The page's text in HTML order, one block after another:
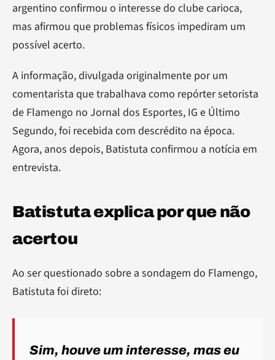
argentino confirmou o interesse do clube carioca,
mas afirmou que problemas físicos impediram um
possível acerto.
A informação, divulgada originalmente por um
comentarista que trabalhava como repórter setorista
de Flamengo no Jornal dos Esportes, IG e Último
Segundo, foi recebida com descrédito na época.
Agora, anos depois, Batistuta confirmou a notícia em
entrevista.
Batistuta explica por que não
acertou
Ao ser questionado sobre a sondagem do Flamengo,
Batistuta foi direto:
Sim, houve um interesse, mas eu